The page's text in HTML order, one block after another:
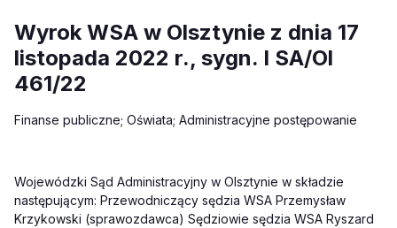
Wyrok WSA w Olsztynie z dnia 17
listopada 2022 r., sygn. I SA/Ol
461/22
Finanse publiczne; Oświata; Administracyjne postępowanie
Wojewódzki Sąd Administracyjny w Olsztynie w składzie
następującym: Przewodniczący sędzia WSA Przemysław
Krzykowski (sprawozdawca) Sędziowie sędzia WSA Ryszard